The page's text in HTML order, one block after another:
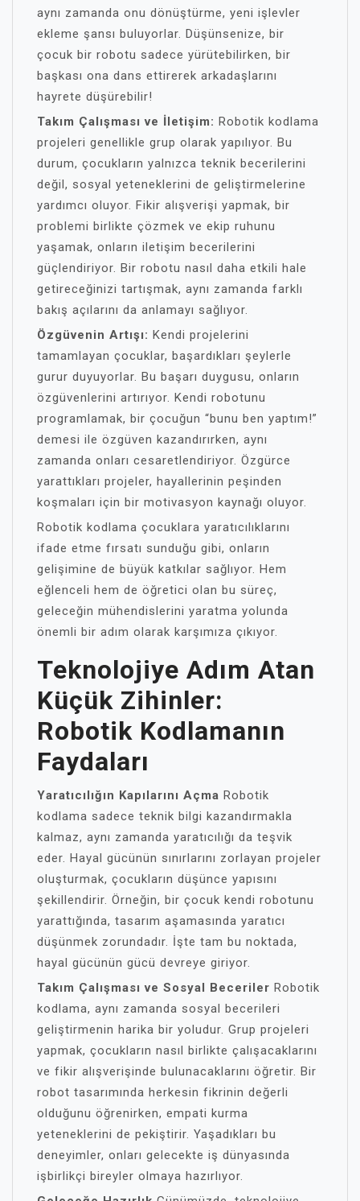
aynı zamanda onu dönüştürme, yeni işlevler
ekleme şansı buluyorlar. Düşünsenize, bir
çocuk bir robotu sadece yürütebilirken, bir
başkası ona dans ettirerek arkadaşlarını
hayrete düşürebilir!
Takım Çalışması ve İletişim: Robotik kodlama
projeleri genellikle grup olarak yapılıyor. Bu
durum, çocukların yalnızca teknik becerilerini
değil, sosyal yeteneklerini de geliştirmelerine
yardımcı oluyor. Fikir alışverişi yapmak, bir
problemi birlikte çözmek ve ekip ruhunu
yaşamak, onların iletişim becerilerini
güçlendiriyor. Bir robotu nasıl daha etkili hale
getireceğinizi tartışmak, aynı zamanda farklı
bakış açılarını da anlamayı sağlıyor.
Özgüvenin Artışı: Kendi projelerini
tamamlayan çocuklar, başardıkları şeylerle
gurur duyuyorlar. Bu başarı duygusu, onların
özgüvenlerini artırıyor. Kendi robotunu
programlamak, bir çocuğun “bunu ben yaptım!”
demesi ile özgüven kazandırırken, aynı
zamanda onları cesaretlendiriyor. Özgürce
yarattıkları projeler, hayallerinin peşinden
koşmaları için bir motivasyon kaynağı oluyor.
Robotik kodlama çocuklara yaratıcılıklarını
ifade etme fırsatı sunduğu gibi, onların
gelişimine de büyük katkılar sağlıyor. Hem
eğlenceli hem de öğretici olan bu süreç,
geleceğin mühendislerini yaratma yolunda
önemli bir adım olarak karşımıza çıkıyor.
Teknolojiye Adım Atan
Küçük Zihinler:
Robotik Kodlamanın
Faydaları
Yaratıcılığın Kapılarını Açma Robotik
kodlama sadece teknik bilgi kazandırmakla
kalmaz, aynı zamanda yaratıcılığı da teşvik
eder. Hayal gücünün sınırlarını zorlayan projeler
oluşturmak, çocukların düşünce yapısını
şekillendirir. Örneğin, bir çocuk kendi robotunu
yarattığında, tasarım aşamasında yaratıcı
düşünmek zorundadır. İşte tam bu noktada,
hayal gücünün gücü devreye giriyor.
Takım Çalışması ve Sosyal Beceriler Robotik
kodlama, aynı zamanda sosyal becerileri
geliştirmenin harika bir yoludur. Grup projeleri
yapmak, çocukların nasıl birlikte çalışacaklarını
ve fikir alışverişinde bulunacaklarını öğretir. Bir
robot tasarımında herkesin fikrinin değerli
olduğunu öğrenirken, empati kurma
yeteneklerini de pekiştirir. Yaşadıkları bu
deneyimler, onları gelecekte iş dünyasında
işbirlikçi bireyler olmaya hazırlıyor.